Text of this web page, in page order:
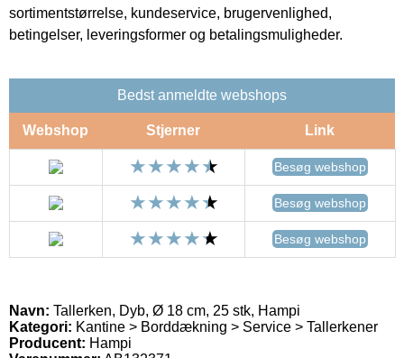
sortimentstørrelse, kundeservice, brugervenlighed,
betingelser, leveringsformer og betalingsmuligheder.
Bedst anmeldte webshops
Webshop Stjerner Link
Besøg webshop
Besøg webshop
Besøg webshop
Navn: Tallerken, Dyb, Ø 18 cm, 25 stk, Hampi
Kategori: Kantine > Borddækning > Service > Tallerkener
Producent: Hampi